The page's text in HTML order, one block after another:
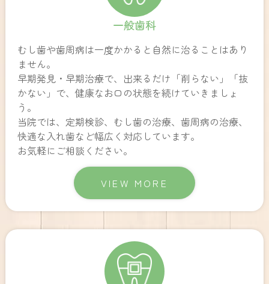
一般歯科
むし歯や歯周病は一度かかると自然に治ることはあり
ません。
早期発見・早期治療で、出来るだけ「削らない」「抜
かない」で、健康なお口の状態を続けていきましょ
う。
当院では、定期検診、むし歯の治療、歯周病の治療、
快適な入れ歯など幅広く対応しています。
お気軽にご相談ください。
VIEW MORE